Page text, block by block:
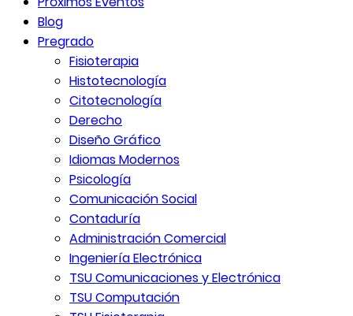
Blog
Pregrado
Fisioterapia
Histotecnología
Citotecnología
Derecho
Diseño Gráfico
Idiomas Modernos
Psicología
Comunicación Social
Contaduría
Administración Comercial
Ingeniería Electrónica
TSU Comunicaciones y Electrónica
TSU Computación